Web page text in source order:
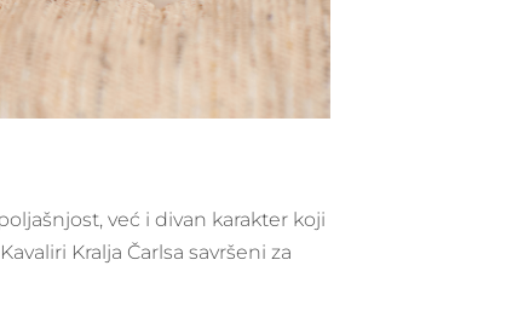
već i divan karakter koji
Kralja Čarlsa savršeni za